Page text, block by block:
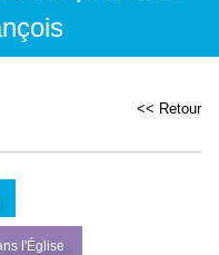
<< Retour
l'Église